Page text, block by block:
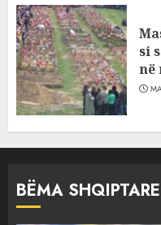
si
në
BËMA SHQIPTARE